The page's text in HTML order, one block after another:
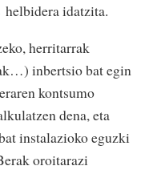
helbidera idatzita.
herritarrak
inbertsio bat egin
kontsumo
dena, eta
instalazioko eguzki
oroitarazi